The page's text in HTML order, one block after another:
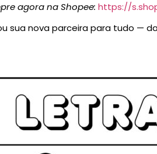
agora na Shopee: https://
sua nova parceira para tudo —